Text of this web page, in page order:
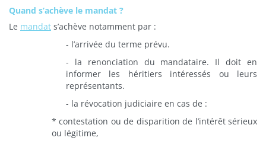
Quand s’achève le mandat ?
Le mandat s’achève notamment par :
- l’arrivée du terme prévu.
- la renonciation du mandataire. Il doit en
informer les héritiers intéressés ou leurs
représentants.
- la révocation judiciaire en cas de :
* contestation ou de disparition de l’intérêt sérieux
ou légitime,